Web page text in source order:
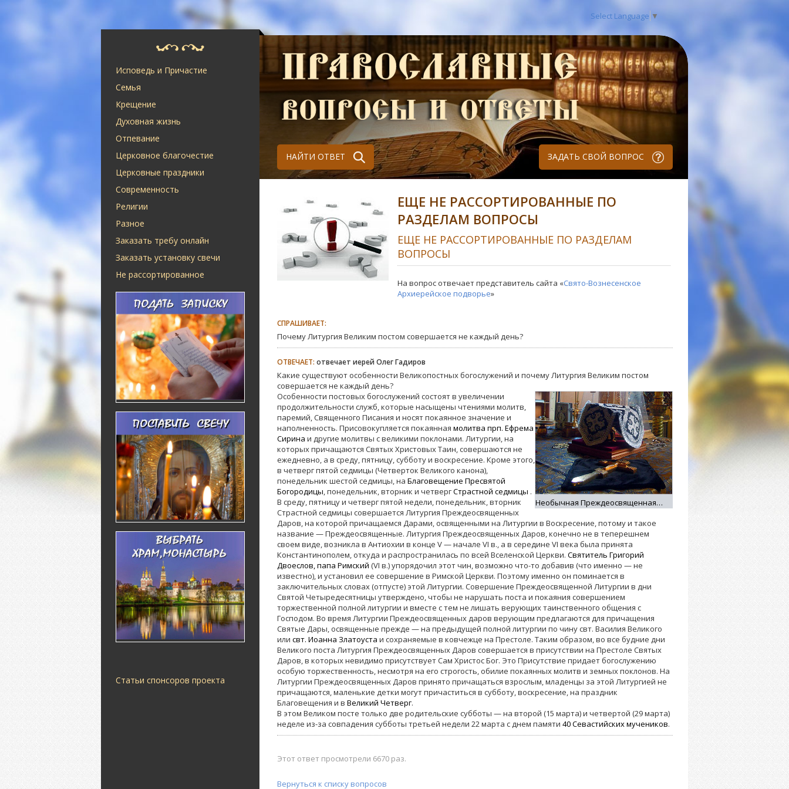
Select Language ▼
Исповедь и Причастие
Семья
Крещение
Духовная жизнь
Отпевание
Церковное благочестие
Церковные праздники
Современность
Религии
Разное
Заказать требу онлайн
Заказать установку свечи
Не рассортированное
Статьи спонсоров проекта
НАЙТИ ОТВЕТ ЗАДАТЬ СВОЙ ВОПРОС
ЕЩЕ НЕ РАССОРТИРОВАННЫЕ ПО
РАЗДЕЛАМ ВОПРОСЫ
ЕЩЕ НЕ РАССОРТИРОВАННЫЕ ПО РАЗДЕЛАМ
ВОПРОСЫ
На вопрос отвечает представитель сайта «Свято-Вознесенское
Архиерейское подворье»
СПРАШИВАЕТ:
Почему Литургия Великим постом совершается не каждый день?
ОТВЕЧАЕТ: отвечает иерей Олег Гадиров
Какие существуют особенности Великопостных богослужений и почему Литургия Великим постом
совершается не каждый день?
Необычная Преждеосвященная…
Особенности постовых богослужений состоят в увеличении
продолжительности служб, которые насыщены чтениями молитв,
паремий, Священного Писания и носят покаянное значение и
наполненность. Присовокупляется покаянная молитва прп. Ефрема
Сирина и другие молитвы с великими поклонами. Литургии, на
которых причащаются Святых Христовых Таин, совершаются не
ежедневно, а в среду, пятницу, субботу и воскресение. Кроме этого,
в четверг пятой седмицы (Четверток Великого канона),
понедельник шестой седмицы, на Благовещение Пресвятой
Богородицы, понедельник, вторник и четвергСтрастной седмицы .
В среду, пятницу и четверг пятой недели, понедельник, вторник
Страстной седмицы совершается Литургия Преждеосвященных
Даров, на которой причащаемся Дарами, освященными на Литургии в Воскресение, потому и такое
название — Преждеосвященные. Литургия Преждеосвященных Даров, конечно не в теперешнем
своем виде, возникла в Антиохии в конце V — начале VI в., а в середине VI века была принята
Константинополем, откуда и распространилась по всей Вселенской Церкви. Святитель Григорий
Двоеслов, папа Римский (VI в.) упорядочил этот чин, возможно что-то добавив (что именно — не
известно), и установил ее совершение в Римской Церкви. Поэтому именно он поминается в
заключительных словах (отпусте) этой Литургии. Совершение Преждеосвященной Литургии в дни
Святой Четыредесятницы утверждено, чтобы не нарушать поста и покаяния совершением
торжественной полной литургии и вместе с тем не лишать верующих таинственного общения с
Господом. Во время Литургии Преждеосвященных даров верующим предлагаются для причащения
Святые Дары, освященные прежде — на предыдущей полной литургии по чину свт. Василия Великого
или свт. Иоанна Златоуста и сохраняемые в ковчежце на Престоле. Таким образом, во все будние дни
Великого поста Литургия Преждеосвященных Даров совершается в присутствии на Престоле Святых
Даров, в которых невидимо присутствует Сам Христос Бог. Это Присутствие придает богослужению
особую торжественность, несмотря на его строгость, обилие покаянных молитв и земных поклонов. На
Литургии Преждеосвященных Даров принято причащаться взрослым, младенцы за этой Литургией не
причащаются, маленькие детки могут причаститься в субботу, воскресение, на праздник
Благовещения и в Великий Четверг.
В этом Великом посте только две родительские субботы — на второй (15 марта) и четвертой (29 марта)
неделе из-за совпадения субботы третьей недели 22 марта с днем памяти 40 Севастийских мучеников.
Этот ответ просмотрели 6670 раз.
Вернуться к списку вопросов